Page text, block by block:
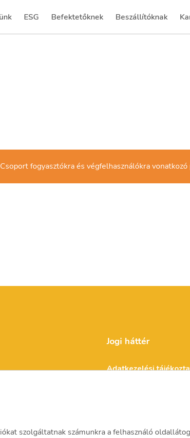
ESG Befektetőknek Beszállítóknak
(current)
fogyasztókra és végfelhasználókra
Jogi háttér
Adatkezelési
szolgáltatnak számunkra a felhasználó